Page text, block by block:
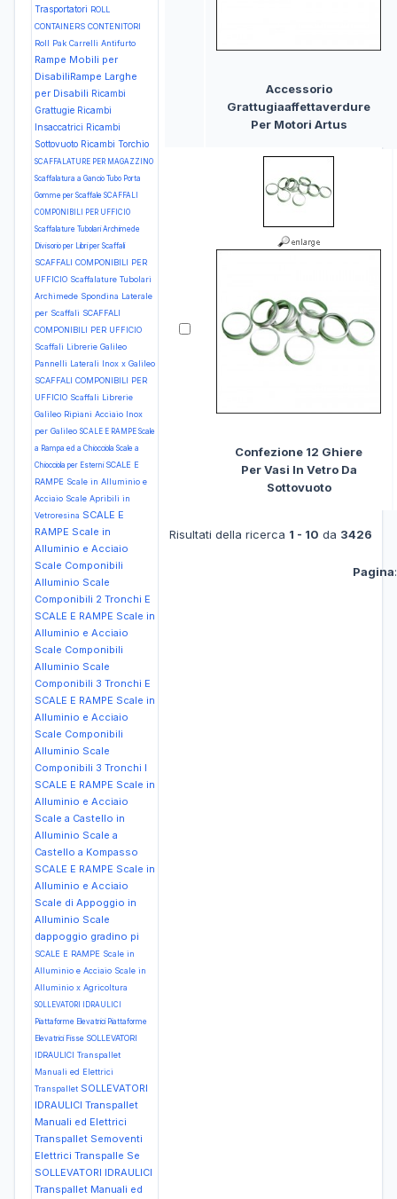
Trasportatori ROLL
CONTAINERS CONTENITORI
Roll Pak Carrelli Antifurto
Rampe Mobili per
DisabiliRampe Larghe
per Disabili Ricambi
Grattugie Ricambi
Insaccatrici Ricambi
Sottovuoto Ricambi Torchio
SCAFFALATURE PER MAGAZZINO
Scaffalatura a Gancio Tubo Porta
Gomme per Scaffale SCAFFALI
COMPONIBILI PER UFFICIO
Scaffalature Tubolari Archimede
Divisorio per Libri per Scaffali
SCAFFALI COMPONIBILI PER
UFFICIO Scaffalature Tubolari
Archimede Spondina Laterale
per Scaffali SCAFFALI
COMPONIBILI PER UFFICIO
Scaffali Librerie Galileo
Pannelli Laterali Inox x Galileo
SCAFFALI COMPONIBILI PER
UFFICIO Scaffali Librerie
Galileo Ripiani Acciaio Inox
per Galileo SCALE E RAMPE Scale
a Rampa ed a Chiocciola Scale a
Chiocciola per Esterni SCALE E
RAMPE Scale in Alluminio e
Acciaio Scale Apribili in
Vetroresina SCALE E
RAMPE Scale in
Alluminio e Acciaio
Scale Componibili
Alluminio Scale
Componibili 2 Tronchi E
SCALE E RAMPE Scale in
Alluminio e Acciaio
Scale Componibili
Alluminio Scale
Componibili 3 Tronchi E
SCALE E RAMPE Scale in
Alluminio e Acciaio
Scale Componibili
Alluminio Scale
Componibili 3 Tronchi I
SCALE E RAMPE Scale in
Alluminio e Acciaio
Scale a Castello in
Alluminio Scale a
Castello a Kompasso
SCALE E RAMPE Scale in
Alluminio e Acciaio
Scale di Appoggio in
Alluminio Scale
dappoggio gradino pi
SCALE E RAMPE Scale in
Alluminio e Acciaio Scale in
Alluminio x Agricoltura
SOLLEVATORI IDRAULICI
Piattaforme Elevatrici Piattaforme
Elevatrici Fisse SOLLEVATORI
IDRAULICI Transpallet
Manuali ed Elettrici
Transpallet SOLLEVATORI
IDRAULICI Transpallet
Manuali ed Elettrici
Transpallet Semoventi
Elettrici Transpalle Se
SOLLEVATORI IDRAULICI
Transpallet Manuali ed
Accessorio
Grattugiaaffettaverdure
Per Motori Artus
Confezione 12 Ghiere
Per Vasi In Vetro Da
Sottovuoto
Risultati della ricerca 1 - 10 da 3426
Pagina